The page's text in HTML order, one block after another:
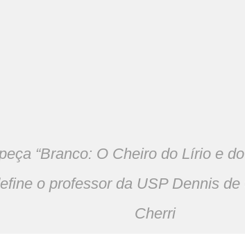
“Branco: O Cheiro do Lírio e
o professor da USP Dennis
Cherri